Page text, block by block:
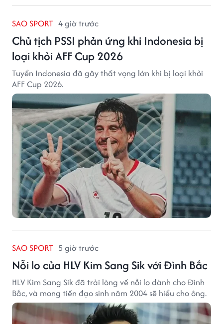
SAO SPORT 4 giờ trước
Chủ tịch PSSI phản ứng khi Indonesia bị
loại khỏi AFF Cup 2026
Tuyển Indonesia đã gây thất vọng lớn khi bị loại khỏi
AFF Cup 2026.
SAO SPORT 5 giờ trước
Nỗi lo của HLV Kim Sang Sik với Đình Bắc
HLV Kim Sang Sik đã trải lòng về nỗi lo dành cho Đình
Bắc, và mong tiền đạo sinh năm 2004 sẽ hiểu cho ông.